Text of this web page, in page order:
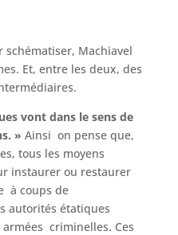
schématiser, Machiavel
Et, entre les deux, des
vont dans le sens de
» Ainsi on pense que,
tous les moyens
instaurer ou restaurer
à coups de
autorités étatiques
criminelles. Ces